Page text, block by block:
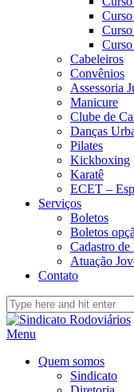
Cabeleiros
Convênios
Assessoria
Manicure
Clube de
Danças
Pilates
Kickboxing
Karatê
ECET –
Serviços
Boletos
Boletos
Cadastro de
Atuação
Contato
Menu
Quem somos
Sindicato